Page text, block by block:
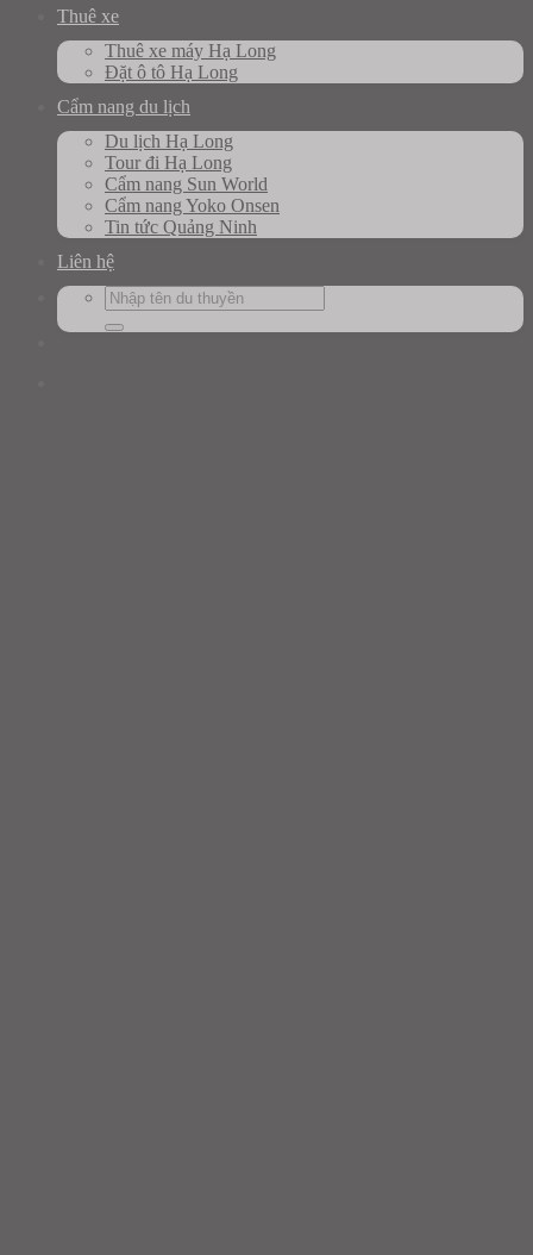
Thuê xe
Thuê xe máy Hạ Long
Đặt ô tô Hạ Long
Cẩm nang du lịch
Du lịch Hạ Long
Tour đi Hạ Long
Cẩm nang Sun World
Cẩm nang Yoko Onsen
Tin tức Quảng Ninh
Liên hệ
Search
for: